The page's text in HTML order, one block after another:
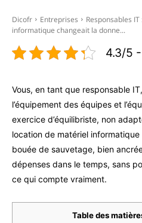
Dicofr Entreprises
Responsables
informatique changeait la donne...
4.3/5
Vous, en tant que responsable
l’équipement des équipes et
exercice d’équilibriste, non
location de matériel
bouée de sauvetage, bien
dépenses dans le temps, sans
ce qui compte vraiment.
Table des